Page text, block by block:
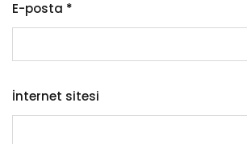
E-posta *
İnternet sitesi